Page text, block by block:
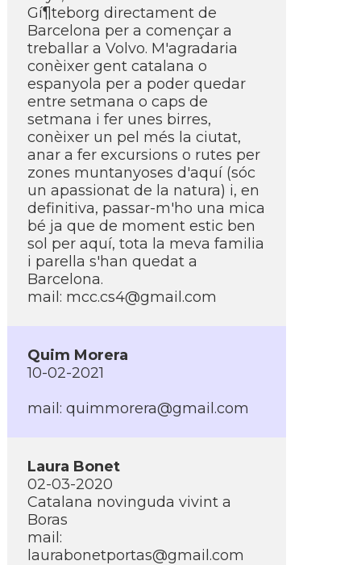
Gí¶teborg directament de
Barcelona per a començar a
treballar a Volvo. M'agradaria
conèixer gent catalana o
espanyola per a poder quedar
entre setmana o caps de
setmana i fer unes birres,
conèixer un pel més la ciutat,
anar a fer excursions o rutes per
zones muntanyoses d'aquí­ (sóc
un apassionat de la natura) i, en
definitiva, passar-m'ho una mica
bé ja que de moment estic ben
sol per aquí­, tota la meva familia
i parella s'han quedat a
Barcelona.
mail: mcc.cs4@gmail.com
Quim Morera
10-02-2021
mail: quimmorera@gmail.com
Laura Bonet
02-03-2020
Catalana novinguda vivint a
Boras
mail:
laurabonetportas@gmail.com